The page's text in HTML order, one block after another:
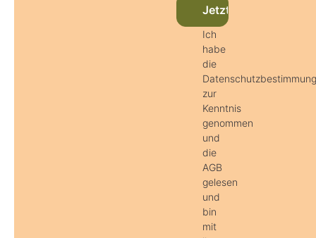
Jetzt beim
Ich
habe
die
zur
Kenntnis
genommen
und
die
AGB
gelesen
und
bin
mit